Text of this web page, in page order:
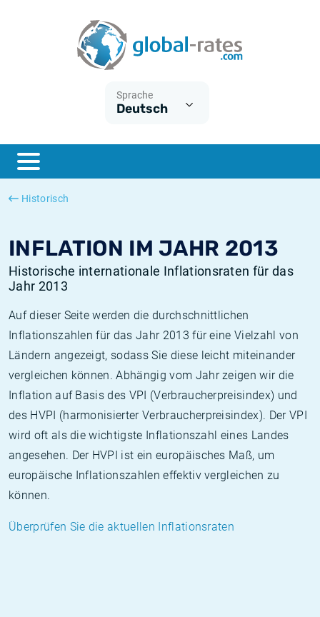
Sprache
Deutsch
Historisch
INFLATION IM JAHR 2013
Historische internationale Inflationsraten für das
Jahr 2013
Auf dieser Seite werden die durchschnittlichen
Inflationszahlen für das Jahr 2013 für eine Vielzahl von
Ländern angezeigt, sodass Sie diese leicht miteinander
vergleichen können. Abhängig vom Jahr zeigen wir die
Inflation auf Basis des VPI (Verbraucherpreisindex) und
des HVPI (harmonisierter Verbraucherpreisindex). Der VPI
wird oft als die wichtigste Inflationszahl eines Landes
angesehen. Der HVPI ist ein europäisches Maß, um
europäische Inflationszahlen effektiv vergleichen zu
können.
Überprüfen Sie die aktuellen Inflationsraten
ESTER
SONIA
Was ist die VPI-Inflation?
Was ist die HVPI-Inflation?
Deutsche inflation
Europäische inflation
Historische Euribor-Sätze
Historische ESTER-Sätze
Historische SOFR-Sätze
Historische SONIA-Sätze
Inflationsrechner